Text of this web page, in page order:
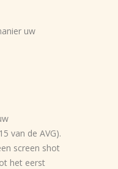
uw
van de AVG).
screen shot
het eerst